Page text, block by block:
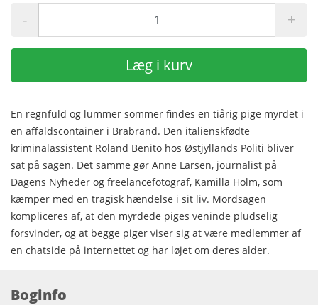
- +
Læg i kurv
En regnfuld og lummer sommer findes en tiårig pige myrdet i
en affaldscontainer i Brabrand. Den italienskfødte
kriminalassistent Roland Benito hos Østjyllands Politi bliver
sat på sagen. Det samme gør Anne Larsen, journalist på
Dagens Nyheder og freelancefotograf, Kamilla Holm, som
kæmper med en tragisk hændelse i sit liv. Mordsagen
kompliceres af, at den myrdede piges veninde pludselig
forsvinder, og at begge piger viser sig at være medlemmer af
en chatside på internettet og har løjet om deres alder.
Boginfo